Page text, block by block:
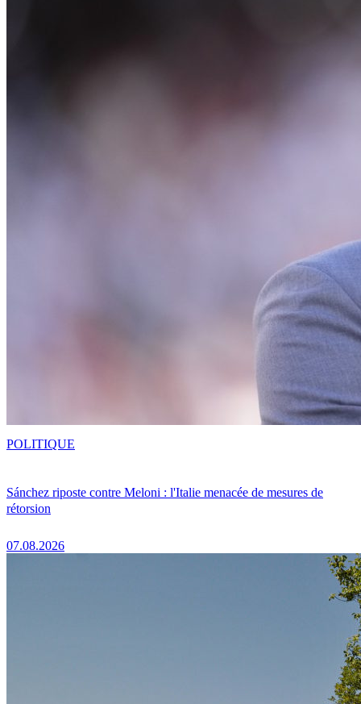
Sánchez riposte contre Meloni : l'Italie menacée de mesures de
rétorsion
07.08.2026
POLITIQUE